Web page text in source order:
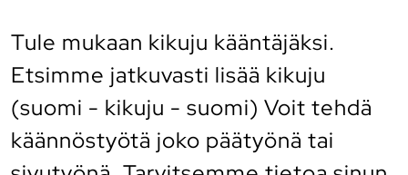
Tule mukaan kikuju kääntäjäksi.
Etsimme jatkuvasti lisää kikuju
(suomi - kikuju - suomi) Voit tehdä
käännöstyötä joko päätyönä tai